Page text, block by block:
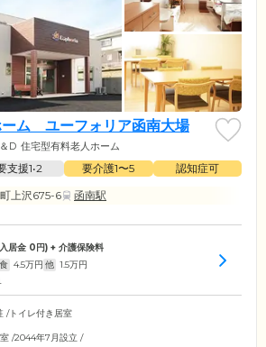
ーム ユーフォリア函南大場
D 住宅型有料老人ホーム
支援1•2 要介護1〜5
認知症可
上沢675-6
函南駅
居金 0円) + 介護保険料
食 4.5万円 他 1.5万円
/トイレ付き居室
/2044年7月設立 /